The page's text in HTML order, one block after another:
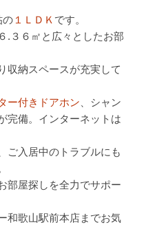
の １ＬＤＫ です。
.３６㎡と広々としたお部
収納スペースが充実して
ー付きドアホン 、シャン
完備。インターネットは
ご入居中のトラブルにも
部屋探しを全力でサポー
和歌山駅前本店までお気